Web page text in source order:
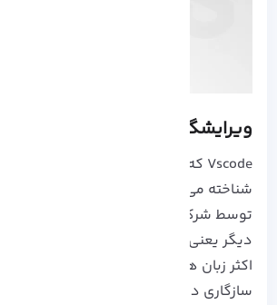
ویرایشگر Vscode چیست؟
شناخته می شود، یک محیط ویرایشگر کد
توسط شرکت مایکروسافت برای
دیگر یعنی مک و
ارائه شده
سازگاری دارد. اما نکته قابل توجه این